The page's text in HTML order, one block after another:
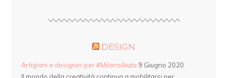
DESIGN
Artigiani e designer per #MilanoAiuta 9 Giugno 2020
Il mondo della creatività continua a mobilitarsi per